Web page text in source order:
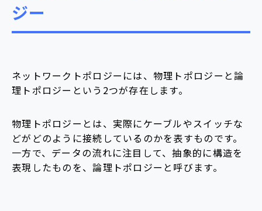
ジー
ネットワークトポロジーには、物理トポロジーと論
理トポロジーという2つが存在します。
物理トポロジーとは、実際にケーブルやスイッチな
どがどのように接続しているのかを表すものです。
一方で、データの流れに注目して、抽象的に構造を
表現したものを、論理トポロジーと呼びます。